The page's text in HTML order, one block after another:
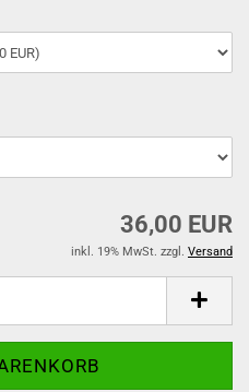
36,00 EUR
inkl. 19% MwSt. zzgl. Versand